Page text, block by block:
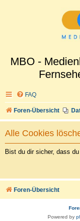
MBO -
FAQ
Foren-Übersicht
Alle Cookies
Bist du dir sicher, dass
Foren-Übersicht
Powered by